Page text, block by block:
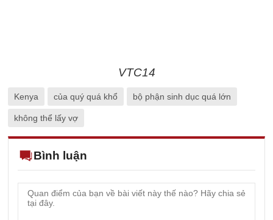
VTC14
Kenya của quý quá khổ bộ phận sinh dục quá lớn
không thể lấy vợ
Bình luận